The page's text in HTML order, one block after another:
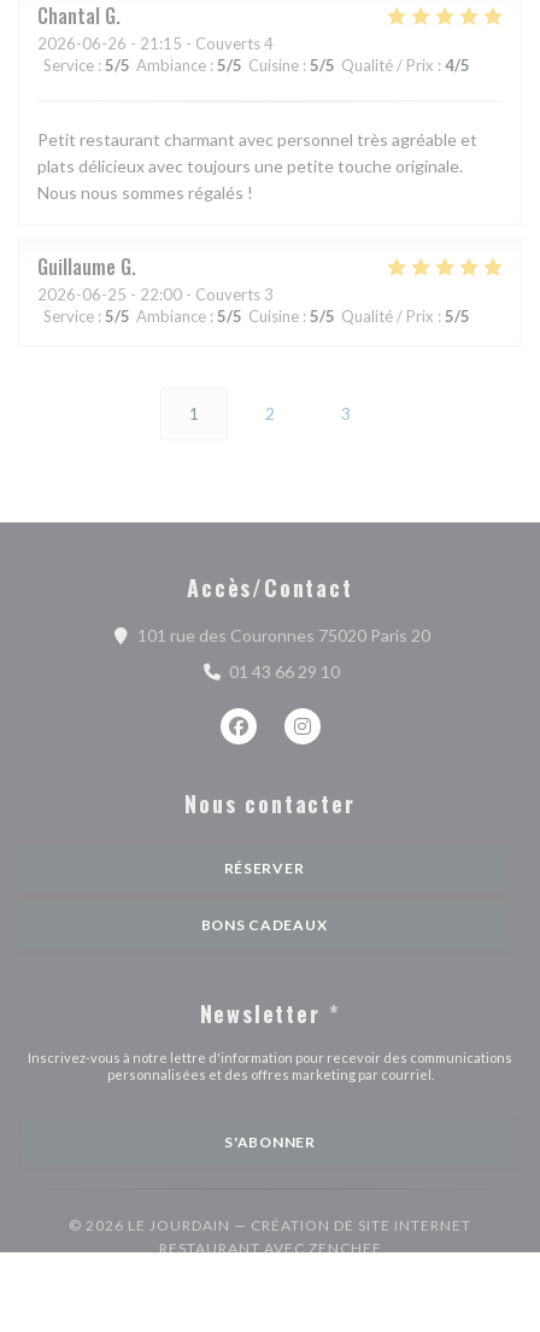
Chantal G
2026-06-26 - 21:15 - Couverts 4
Service : 5/5 Ambiance : 5/5 Cuisine : 5/5 Qualité / Prix : 4/5
Petit restaurant charmant avec personnel très agréable et
plats délicieux avec toujours une petite touche originale.
Nous nous sommes régalés !
Guillaume G
2026-06-25 - 22:00 - Couverts 3
Service : 5/5 Ambiance : 5/5 Cuisine : 5/5 Qualité / Prix : 5/5
1 2 3
Accès/Contact
101 rue des Couronnes 75020 Paris 20((ouvre une
01 43 66 29 10
Facebook ((ouvre une nouvelle
Instagram ((ouvre une
Nous contacter
RÉSERVER
BONS CADEAUX
Newsletter *
Inscrivez-vous à notre lettre d'information pour recevoir des communications
personnalisées et des offres marketing par courriel.
S'ABONNER
© 2026 LE JOURDAIN — CRÉATION DE SITE INTERNET
RESTAURANT AVECZENCHEF